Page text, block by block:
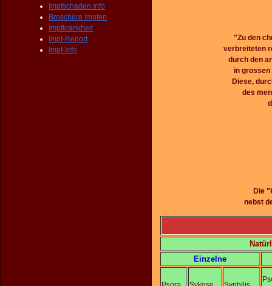
Impfschaden Info
Broschüre Impfen
Impfkrankheit
Impf-Report
Impf-Info
"Zu den
verbreiteten
durch den
in
Diese,
des
Die
nebst
Einzelne